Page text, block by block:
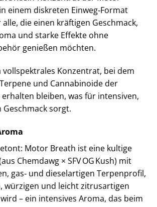
einem diskreten Einweg‑Format
die einen kräftigen Geschmack,
und starke Effekte ohne
genießen möchten.
vollspektrales Konzentrat, bei dem
und Cannabinoide der
bleiben, was für intensiven,
sorgt.
Motor Breath ist eine kultige
Chemdawg × SFV OG Kush) mit
gas‑ und dieselartigen Terpenprofil,
würzigen und leicht zitrusartigen
– ein intensives Aroma, das beim